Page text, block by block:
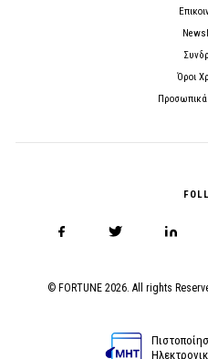
Όροι
© FORTUNE 2026. All rights